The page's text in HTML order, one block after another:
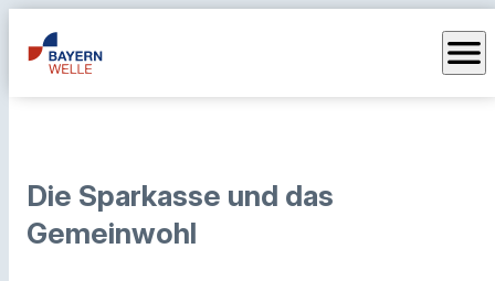
menu
Die Sparkasse und das
Gemeinwohl